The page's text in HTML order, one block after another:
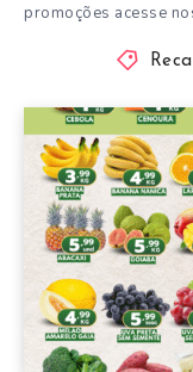
promoções acesse